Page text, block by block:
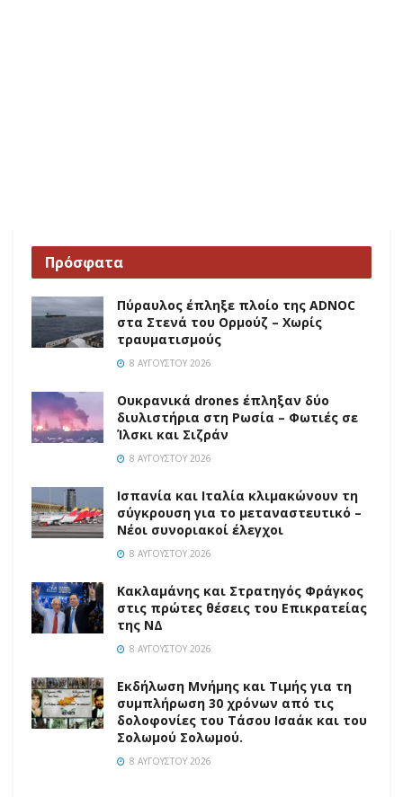
Πρόσφατα
Πύραυλος έπληξε πλοίο της ADNOC
στα Στενά του Ορμούζ – Χωρίς
τραυματισμούς
8 ΑΥΓΟΎΣΤΟΥ 2026
Ουκρανικά drones έπληξαν δύο
διυλιστήρια στη Ρωσία – Φωτιές σε
Ίλσκι και Σιζράν
8 ΑΥΓΟΎΣΤΟΥ 2026
Ισπανία και Ιταλία κλιμακώνουν τη
σύγκρουση για το μεταναστευτικό –
Νέοι συνοριακοί έλεγχοι
8 ΑΥΓΟΎΣΤΟΥ 2026
Κακλαμάνης και Στρατηγός Φράγκος
στις πρώτες θέσεις του Επικρατείας
της ΝΔ
8 ΑΥΓΟΎΣΤΟΥ 2026
Εκδήλωση Μνήμης και Τιμής για τη
συμπλήρωση 30 χρόνων από τις
δολοφονίες του Τάσου Ισαάκ και του
Σολωμού Σολωμού.
8 ΑΥΓΟΎΣΤΟΥ 2026